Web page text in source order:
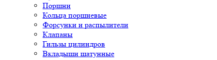
Поршни
Кольца поршневые
Форсунки и распылители
Клапаны
Гильзы цилиндров
Вкладыши шатунные